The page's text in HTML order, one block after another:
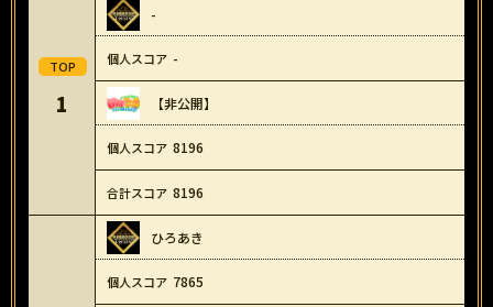
1
-
-
【非公開】
8196
8196
ひろあき
7865